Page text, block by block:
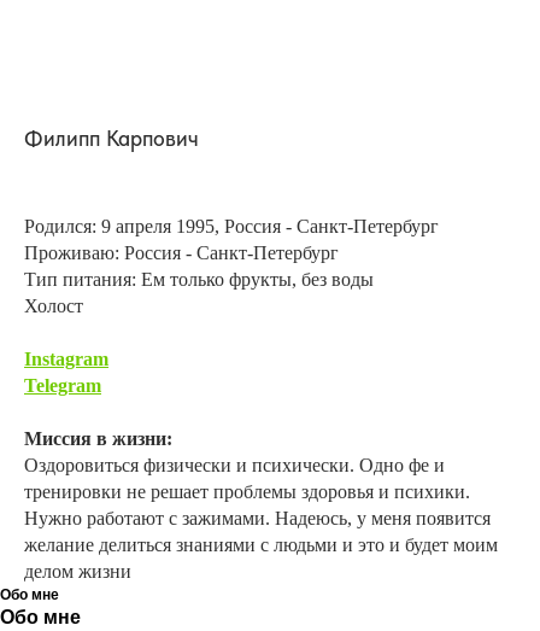
Филипп Карпович
Родился: 9 апреля 1995, Россия - Санкт-Петербург
Проживаю: Россия - Санкт-Петербург
Тип питания: Ем только фрукты, без воды
Холост
Instagram
Telegram
Миссия в жизни:
Оздоровиться физически и психически. Одно фе и
тренировки не решает проблемы здоровья и психики.
Нужно работают с зажимами. Надеюсь, у меня появится
желание делиться знаниями с людьми и это и будет моим
делом жизни
Обо мне
Обо мне